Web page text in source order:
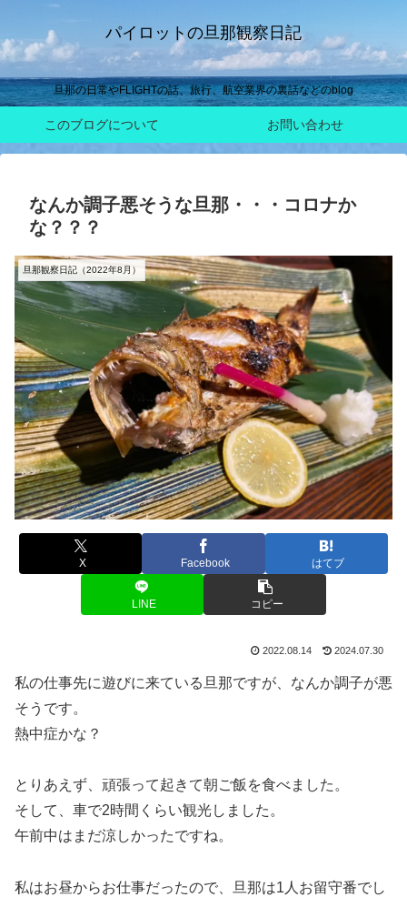
パイロットの旦那観察日記
旦那の日常やFLIGHTの話、旅行、航空業界の裏話などのblog
このブログについて お問い合わせ
なんか調子悪そうな旦那・・・コロナか
な？？？
旦那観察日記（2022年8月）
X Facebook はてブ
LINE コピー
2022.08.14 2024.07.30
私の仕事先に遊びに来ている旦那ですが、なんか調子が悪
そうです。
熱中症かな？
とりあえず、頑張って起きて朝ご飯を食べました。
そして、車で2時間くらい観光しました。
午前中はまだ涼しかったですね。
私はお昼からお仕事だったので、旦那は1人お留守番でし